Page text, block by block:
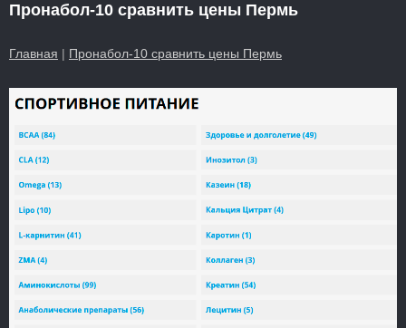
Пронабол-10 сравнить цены Пермь
Главная | Пронабол-10 сравнить цены Пермь